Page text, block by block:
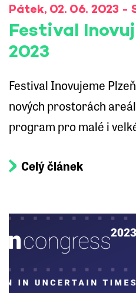
Pátek, 02. 06. 2023 -
Festival
2023
Festival Inovujeme
nových prostorách
program pro malé i
Celý článek